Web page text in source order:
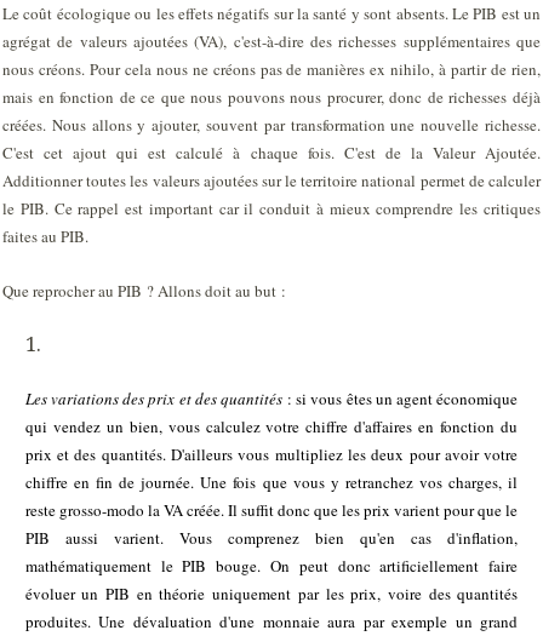
Le coût écologique ou les effets négatifs sur la santé y sont absents. Le PIB est un
agrégat de valeurs ajoutées (VA), c'est-à-dire des richesses supplémentaires que
nous créons. Pour cela nous ne créons pas de manières ex nihilo, à partir de rien,
mais en fonction de ce que nous pouvons nous procurer, donc de richesses déjà
créées. Nous allons y ajouter, souvent par transformation une nouvelle richesse.
C'est cet ajout qui est calculé à chaque fois. C'est de la Valeur Ajoutée.
Additionner toutes les valeurs ajoutées sur le territoire national permet de calculer
le PIB. Ce rappel est important car il conduit à mieux comprendre les critiques
faites au PIB.
Que reprocher au PIB ? Allons doit au but :
Les variations des prix et des quantités: si vous êtes un agent économique
qui vendez un bien, vous calculez votre chiffre d'affaires en fonction du
prix et des quantités. D'ailleurs vous multipliez les deux pour avoir votre
chiffre en fin de journée. Une fois que vous y retranchez vos charges, il
reste grosso-modo la VA créée. Il suffit donc que les prix varient pour que le
PIB aussi varient. Vous comprenez bien qu'en cas d'inflation,
mathématiquement le PIB bouge. On peut donc artificiellement faire
évoluer un PIB en théorie uniquement par les prix, voire des quantités
produites. Une dévaluation d'une monnaie aura par exemple un grand